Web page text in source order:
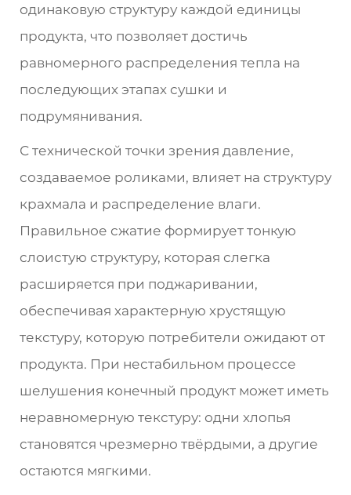
одинаковую структуру каждой единицы
продукта, что позволяет достичь
равномерного распределения тепла на
последующих этапах сушки и
подрумянивания.
С технической точки зрения давление,
создаваемое роликами, влияет на структуру
крахмала и распределение влаги.
Правильное сжатие формирует тонкую
слоистую структуру, которая слегка
расширяется при поджаривании,
обеспечивая характерную хрустящую
текстуру, которую потребители ожидают от
продукта. При нестабильном процессе
шелушения конечный продукт может иметь
неравномерную текстуру: одни хлопья
становятся чрезмерно твёрдыми, а другие
остаются мягкими.